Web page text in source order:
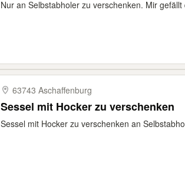
Nur an Selbstabholer zu verschenken. Mir
63743 Aschaffenburg
Sessel mit Hocker zu verschenken
Sessel mit Hocker zu verschenken an